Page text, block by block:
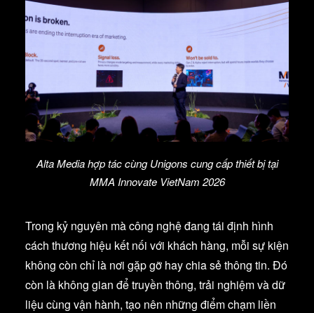
Alta Media hợp tác cùng Unigons cung cấp thiết bị tại
MMA Innovate VietNam 2026
Trong kỷ nguyên mà công nghệ đang tái định hình
cách thương hiệu kết nối với khách hàng, mỗi sự kiện
không còn chỉ là nơi gặp gỡ hay chia sẻ thông tin. Đó
còn là không gian để truyền thông, trải nghiệm và dữ
liệu cùng vận hành, tạo nên những điểm chạm liền